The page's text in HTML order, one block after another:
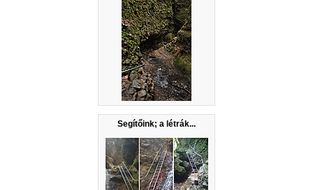
Segítőink; a létrák...